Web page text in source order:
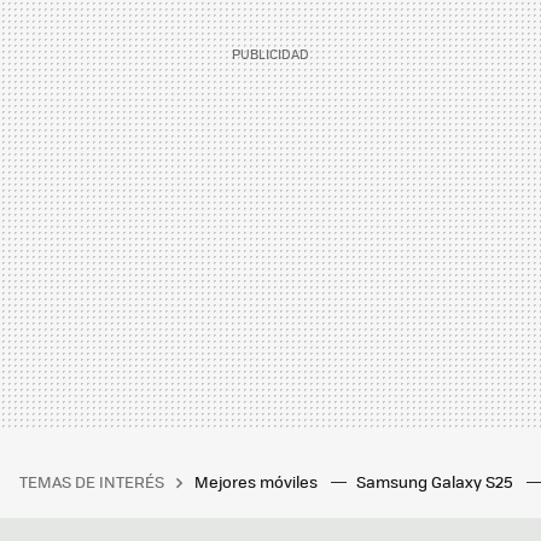
TEMAS DE INTERÉS Mejores móviles Samsung Galaxy S25